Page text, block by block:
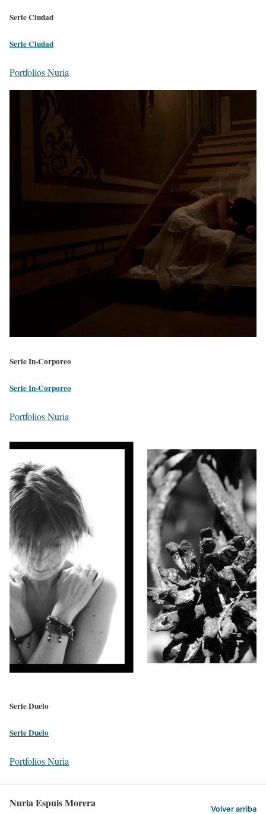
Serie Ciudad
Serie Ciudad
Portfolios Nuria
Serie In-Corporeo
Serie In-Corporeo
Portfolios Nuria
Serie Duelo
Serie Duelo
Portfolios Nuria
Nuria Espuis Morera Volver arriba